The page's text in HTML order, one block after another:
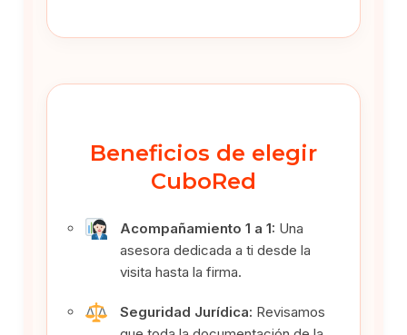
Beneficios de elegir
CuboRed
Acompañamiento 1 a 1: Una
asesora dedicada a ti desde la
visita hasta la firma.
Seguridad Jurídica: Revisamos